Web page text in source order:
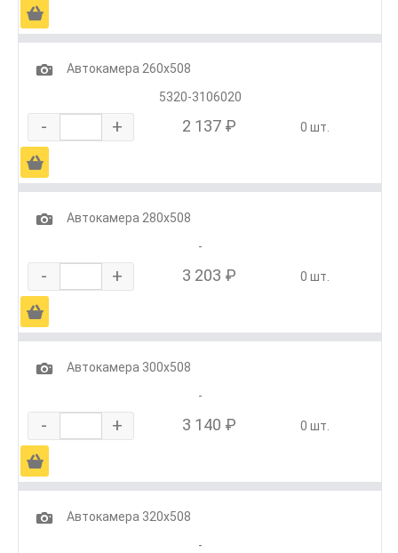
Ä
1
Автокамера 260х508
5320-3106020
- + 2 137 ₽ 0 шт.
Ä
1
Автокамера 280х508
-
- + 3 203 ₽ 0 шт.
Ä
1
Автокамера 300х508
-
- + 3 140 ₽ 0 шт.
Ä
1
Автокамера 320х508
-